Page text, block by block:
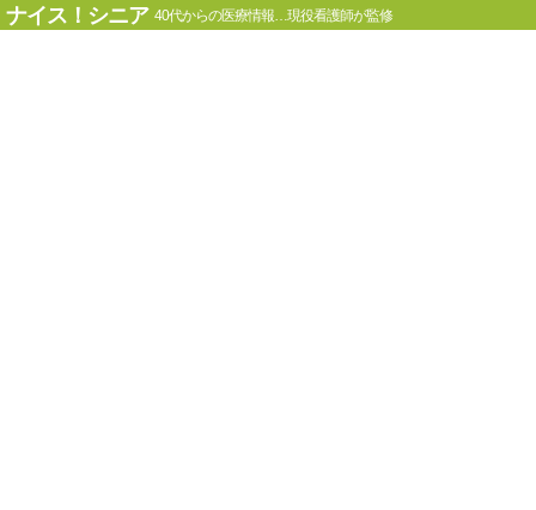
ナイス！シニア 40代からの医療情報…現役看護師が監修